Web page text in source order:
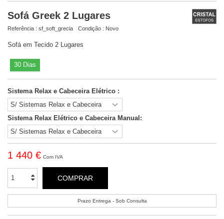
Sofá Greek 2 Lugares
Referência : sf_soft_grecia Condição : Novo
Sofá em Tecido 2 Lugares
30 Dias
Sistema Relax e Cabeceira Elétrico :
Sistema Relax Elétrico e Cabeceira Manual:
1 440 € Com IVA
COMPRAR
Prazo Entrega - Sob Consulta